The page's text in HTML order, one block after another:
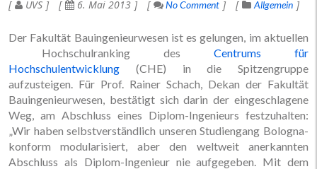
UVS 6. Mai 2013 No Comment Allgemein
Der Fakultät Bauingenieurwesen ist es gelungen, im aktuellen
Hochschulranking des Centrums für
Hochschulentwicklung (CHE) in die Spitzengruppe
aufzusteigen. Für Prof. Rainer Schach, Dekan der Fakultät
Bauingenieurwesen, bestätigt sich darin der eingeschlagene
Weg, am Abschluss eines Diplom-Ingenieurs festzuhalten:
„Wir haben selbstverständlich unseren Studiengang Bologna-
konform modularisiert, aber den weltweit anerkannten
Abschluss als Diplom-Ingenieur nie aufgegeben. Mit dem